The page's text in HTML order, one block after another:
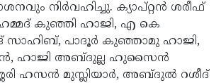
നിര്‍വഹിച്ചു. ക്യാപ്റ്റന്‍ ശരീഫ്
മുഹമ്മദ് കുഞ്ഞി ഹാജി, എ കെ
പാദൂര്‍ കുഞ്ഞാമു ഹാജി,
ഹാജി അബ്ദുല്ല ഹുസൈന്‍
ഹസന്‍ മുസ്ലിയാര്‍, അബ്ദുല്‍ റശീദ്